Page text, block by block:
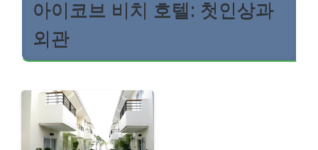
아이코브 비치 호텔: 첫인상과
외관